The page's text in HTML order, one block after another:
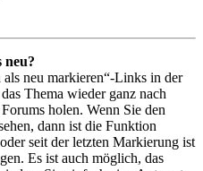
neu?
neu markieren“-Links in der
Thema wieder ganz nach
holen. Wenn Sie den
dann ist die Funktion
seit der letzten Markierung ist
Es ist auch möglich, das